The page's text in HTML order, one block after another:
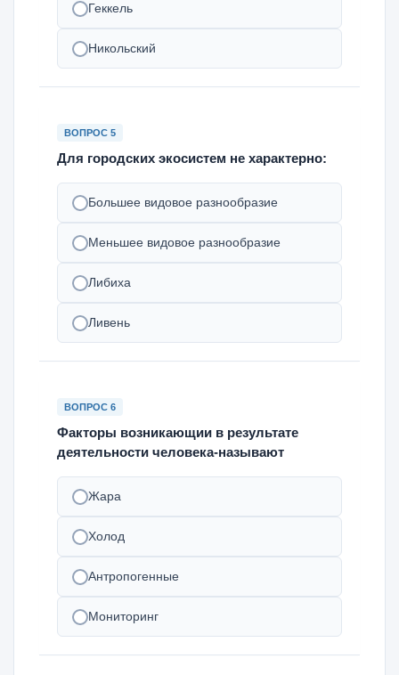
Геккель
Никольский
ВОПРОС 5
Для городских экосистем не характерно:
Большее видовое разнообразие
Меньшее видовое разнообразие
Либиха
Ливень
ВОПРОС 6
Факторы возникающии в результате
деятельности человека-называют
Жара
Холод
Антропогенные
Мониторинг